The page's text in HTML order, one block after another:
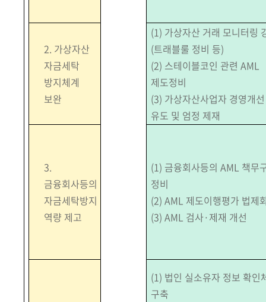
2. 가상자산
자금세탁
방지체계
보완
(1) 가상자산 거래 모니터링
(트래블룰 정비 등)
(2) 스테이블코인 관련 AML
제도정비
(3) 가상자산사업자 경영개선
유도 및 엄정 제재
3.
금융회사등의
자금세탁방지
역량 제고
(1) 금융회사등의 AML 책무
정비
(2) AML 제도이행평가 법제
(3) AML 검사·제재 개선
(1) 법인 실소유자 정보 확인
구축